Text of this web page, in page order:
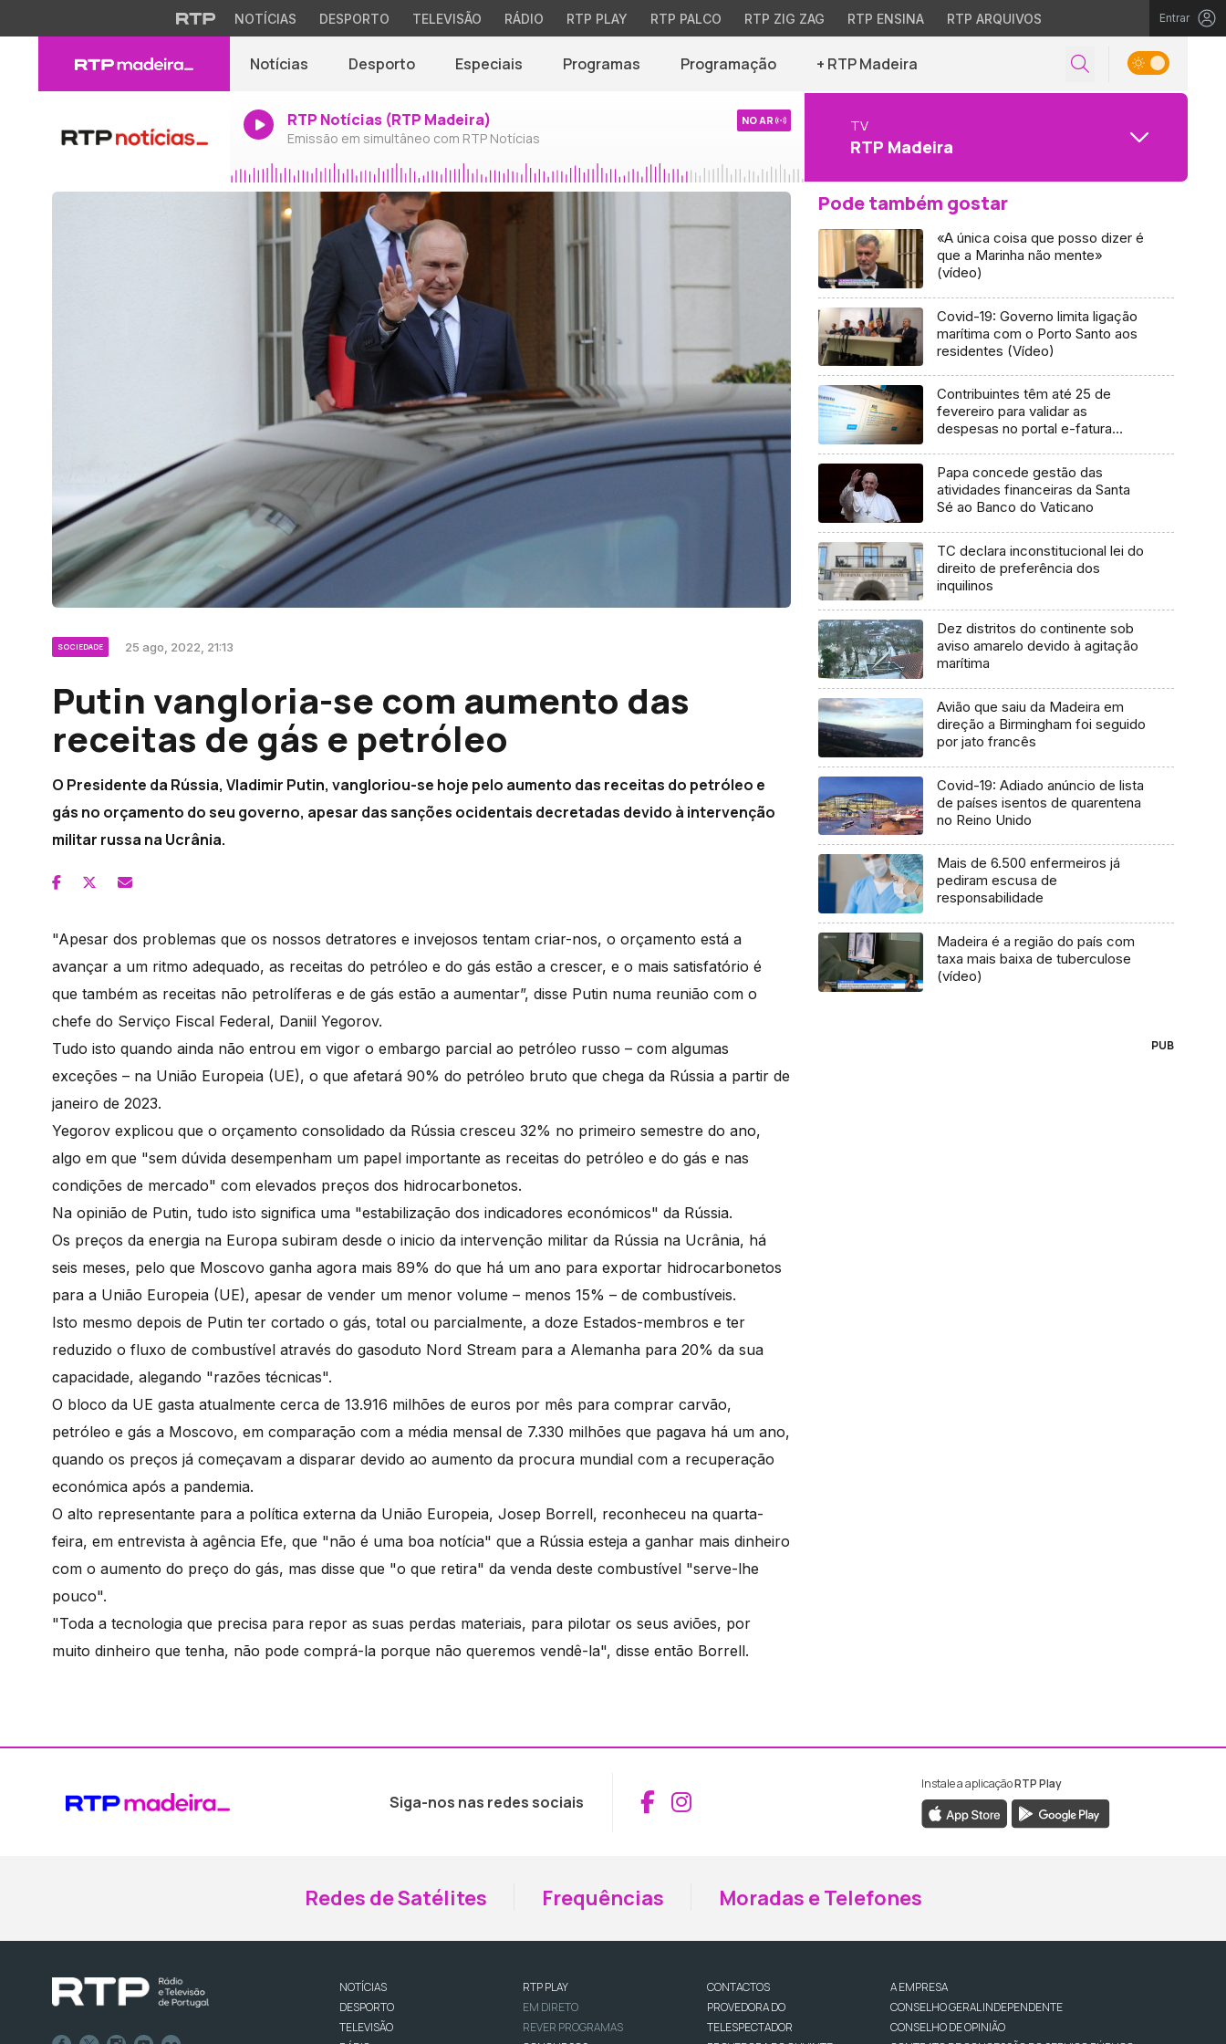
NOTÍCIAS DESPORTO TELEVISÃO RÁDIO RTP PLAY RTP PALCO RTP ZIG ZAG RTP ENSINA RTP ARQUIVOS Entrar
Notícias Desporto Especiais Programas Programação + RTP Madeira
RTP Notícias (RTP Madeira)
Emissão em simultâneo com RTP Notícias
NO AR TV
RTP Madeira
SOCIEDADE 25 ago, 2022, 21:13
Putin vangloria-se com aumento das
receitas de gás e petróleo
O Presidente da Rússia, Vladimir Putin, vangloriou-se hoje pelo aumento das receitas do petróleo e
gás no orçamento do seu governo, apesar das sanções ocidentais decretadas devido à intervenção
militar russa na Ucrânia.
"Apesar dos problemas que os nossos detratores e invejosos tentam criar-nos, o orçamento está a
avançar a um ritmo adequado, as receitas do petróleo e do gás estão a crescer, e o mais satisfatório é
que também as receitas não petrolíferas e de gás estão a aumentar”, disse Putin numa reunião com o
chefe do Serviço Fiscal Federal, Daniil Yegorov.
Tudo isto quando ainda não entrou em vigor o embargo parcial ao petróleo russo – com algumas
exceções – na União Europeia (UE), o que afetará 90% do petróleo bruto que chega da Rússia a partir de
janeiro de 2023.
Yegorov explicou que o orçamento consolidado da Rússia cresceu 32% no primeiro semestre do ano,
algo em que "sem dúvida desempenham um papel importante as receitas do petróleo e do gás e nas
condições de mercado" com elevados preços dos hidrocarbonetos.
Na opinião de Putin, tudo isto significa uma "estabilização dos indicadores económicos" da Rússia.
Os preços da energia na Europa subiram desde o inicio da intervenção militar da Rússia na Ucrânia, há
seis meses, pelo que Moscovo ganha agora mais 89% do que há um ano para exportar hidrocarbonetos
para a União Europeia (UE), apesar de vender um menor volume – menos 15% – de combustíveis.
Isto mesmo depois de Putin ter cortado o gás, total ou parcialmente, a doze Estados-membros e ter
reduzido o fluxo de combustível através do gasoduto Nord Stream para a Alemanha para 20% da sua
capacidade, alegando "razões técnicas".
O bloco da UE gasta atualmente cerca de 13.916 milhões de euros por mês para comprar carvão,
petróleo e gás a Moscovo, em comparação com a média mensal de 7.330 milhões que pagava há um ano,
quando os preços já começavam a disparar devido ao aumento da procura mundial com a recuperação
económica após a pandemia.
O alto representante para a política externa da União Europeia, Josep Borrell, reconheceu na quarta-
feira, em entrevista à agência Efe, que "não é uma boa notícia" que a Rússia esteja a ganhar mais dinheiro
com o aumento do preço do gás, mas disse que "o que retira" da venda deste combustível "serve-lhe
pouco".
"Toda a tecnologia que precisa para repor as suas perdas materiais, para pilotar os seus aviões, por
muito dinheiro que tenha, não pode comprá-la porque não queremos vendê-la", disse então Borrell.
Pode também gostar
«A única coisa que posso dizer é
que a Marinha não mente»
(vídeo)
Covid-19: Governo limita ligação
marítima com o Porto Santo aos
residentes (Vídeo)
Contribuintes têm até 25 de
fevereiro para validar as
despesas no portal e-fatura
Papa concede gestão das
atividades financeiras da Santa
Sé ao Banco do Vaticano
TC declara inconstitucional lei do
direito de preferência dos
inquilinos
Dez distritos do continente sob
aviso amarelo devido à agitação
marítima
Avião que saiu da Madeira em
direção a Birmingham foi seguido
por jato francês
Covid-19: Adiado anúncio de lista
de países isentos de quarentena
no Reino Unido
Mais de 6.500 enfermeiros já
pediram escusa de
responsabilidade
Madeira é a região do país com
taxa mais baixa de tuberculose
(vídeo)
PUB
Siga-nos nas redes sociais Aceder ao Facebook da RTP Madeira
Aceder ao Instagram da RTP Madeira
Instale a aplicaçãoRTP Play
Redes de Satélites Frequências Moradas e Telefones
NOTÍCIAS
DESPORTO
TELEVISÃO
RTP PLAY
EM DIRETO
REVER PROGRAMAS
CONTACTOS
PROVEDORA DO
TELESPECTADOR
A EMPRESA
CONSELHO GERAL INDEPENDENTE
CONSELHO DE OPINIÃO